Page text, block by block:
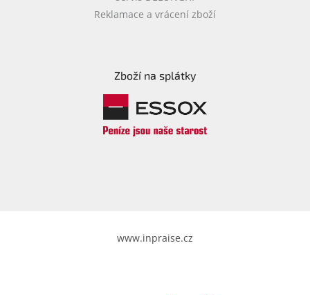
Reklamace a vrácení zboží
Zboží na splátky
www.inpraise.cz